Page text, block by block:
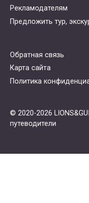
Рекламодателям
Предложить тур,
Обратная связь
Карта сайта
Политика
© 2020-2026
путеводители